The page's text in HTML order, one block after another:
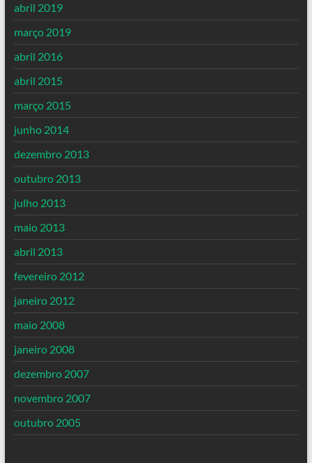
abril 2019
março 2019
abril 2016
abril 2015
março 2015
junho 2014
dezembro 2013
outubro 2013
julho 2013
maio 2013
abril 2013
fevereiro 2012
janeiro 2012
maio 2008
janeiro 2008
dezembro 2007
novembro 2007
outubro 2005